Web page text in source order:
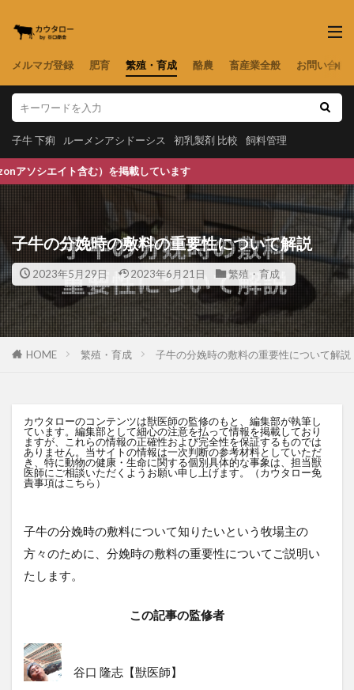
メルマガ登録 肥育 繁殖・育成 酪農 畜産業全般 お問い合わ
子牛 下痢 ルーメンアシドーシス 初乳製剤 比較 飼料管理
しています
子牛の分娩時の敷料の重要性について解説
2023年5月29日 2023年6月21日 繁殖・育成
HOME 繁殖・育成 子牛の分娩時の敷料の重要性について解説
カウタローのコンテンツは獣医師の監修のもと、編集部が執筆し
ています。編集部として細心の注意を払って情報を掲載しており
ますが、これらの情報の正確性および完全性を保証するものでは
ありません。当サイトの情報は一次判断の参考材料としていただ
き、特に動物の健康・生命に関する個別具体的な事象は、担当獣
医師にご相談いただくようお願い申し上げます。（カウタロー免
責事項はこちら）
子牛の分娩時の敷料について知りたいという牧場主の
方々のために、分娩時の敷料の重要性についてご説明い
たします。
この記事の監修者
谷口 隆志【獣医師】